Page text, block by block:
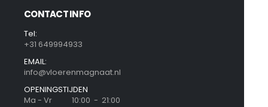
CONTACT INFO
Tel:
+31 649994933
EMAIL:
info@vloerenmagnaat.nl
OPENINGSTIJDEN
Ma - Vr 10:00 - 21:00